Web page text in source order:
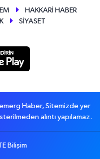
HAKKARİ HABER
SİYASET
Haber, Sitemizde yer
alıntı yapılamaz.
Bilişim